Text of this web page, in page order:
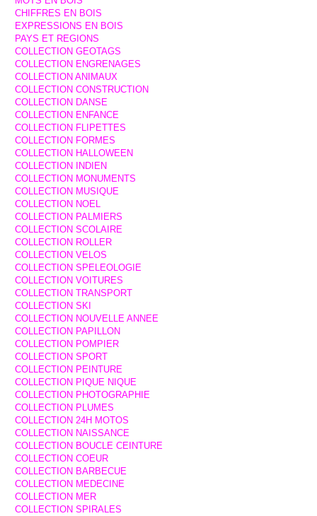
CHIFFRES EN BOIS
EXPRESSIONS EN BOIS
PAYS ET REGIONS
COLLECTION GEOTAGS
COLLECTION ENGRENAGES
COLLECTION ANIMAUX
COLLECTION CONSTRUCTION
COLLECTION DANSE
COLLECTION ENFANCE
COLLECTION FLIPETTES
COLLECTION FORMES
COLLECTION HALLOWEEN
COLLECTION INDIEN
COLLECTION MONUMENTS
COLLECTION MUSIQUE
COLLECTION NOEL
COLLECTION PALMIERS
COLLECTION SCOLAIRE
COLLECTION ROLLER
COLLECTION VELOS
COLLECTION SPELEOLOGIE
COLLECTION VOITURES
COLLECTION TRANSPORT
COLLECTION SKI
COLLECTION NOUVELLE ANNEE
COLLECTION PAPILLON
COLLECTION POMPIER
COLLECTION SPORT
COLLECTION PEINTURE
COLLECTION PIQUE NIQUE
COLLECTION PHOTOGRAPHIE
COLLECTION PLUMES
COLLECTION 24H MOTOS
COLLECTION NAISSANCE
COLLECTION BOUCLE CEINTURE
COLLECTION COEUR
COLLECTION BARBECUE
COLLECTION MEDECINE
COLLECTION MER
COLLECTION SPIRALES